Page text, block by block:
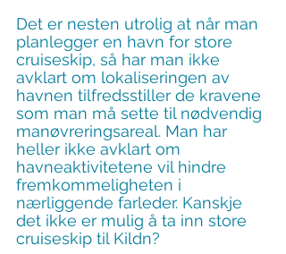
Det er nesten utrolig at når man
planlegger en havn for store
cruiseskip, så har man ikke
avklart om lokaliseringen av
havnen tilfredsstiller de kravene
som man må sette til nødvendig
manøvreringsareal. Man har
heller ikke avklart om
havneaktivitetene vil hindre
fremkommeligheten i
nærliggende farleder. Kanskje
det ikke er mulig å ta inn store
cruiseskip til Kildn?